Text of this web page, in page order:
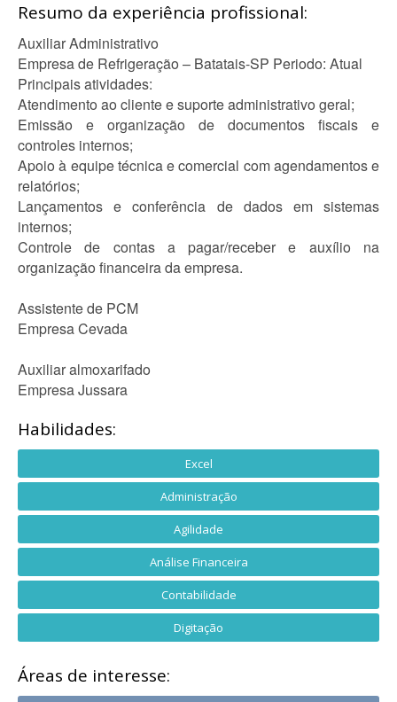
Resumo da experiência profissional:
Auxiliar Administrativo
Empresa de Refrigeração – Batatais-SP Periodo: Atual
Principais atividades:
Atendimento ao cliente e suporte administrativo geral;
Emissão e organização de documentos fiscais e
controles internos;
Apoio à equipe técnica e comercial com agendamentos e
relatórios;
Lançamentos e conferência de dados em sistemas
internos;
Controle de contas a pagar/receber e auxílio na
organização financeira da empresa.
Assistente de PCM
Empresa Cevada
Auxiliar almoxarifado
Empresa Jussara
Habilidades:
Excel
Administração
Agilidade
Análise Financeira
Contabilidade
Digitação
Áreas de interesse: